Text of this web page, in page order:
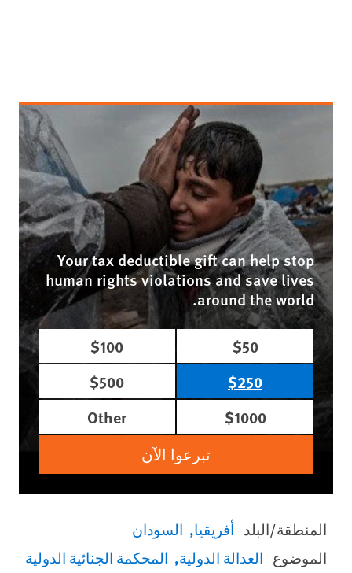
Your tax deductible gift can help stop
human rights violations and save lives
around the world.
$50
$100
$250
$500
$1000
Other
تبرعوا الآن
المنطقة/البلد أفريقيا السودان
الموضوع العدالة الدولية المحكمة الجنائية الدولية